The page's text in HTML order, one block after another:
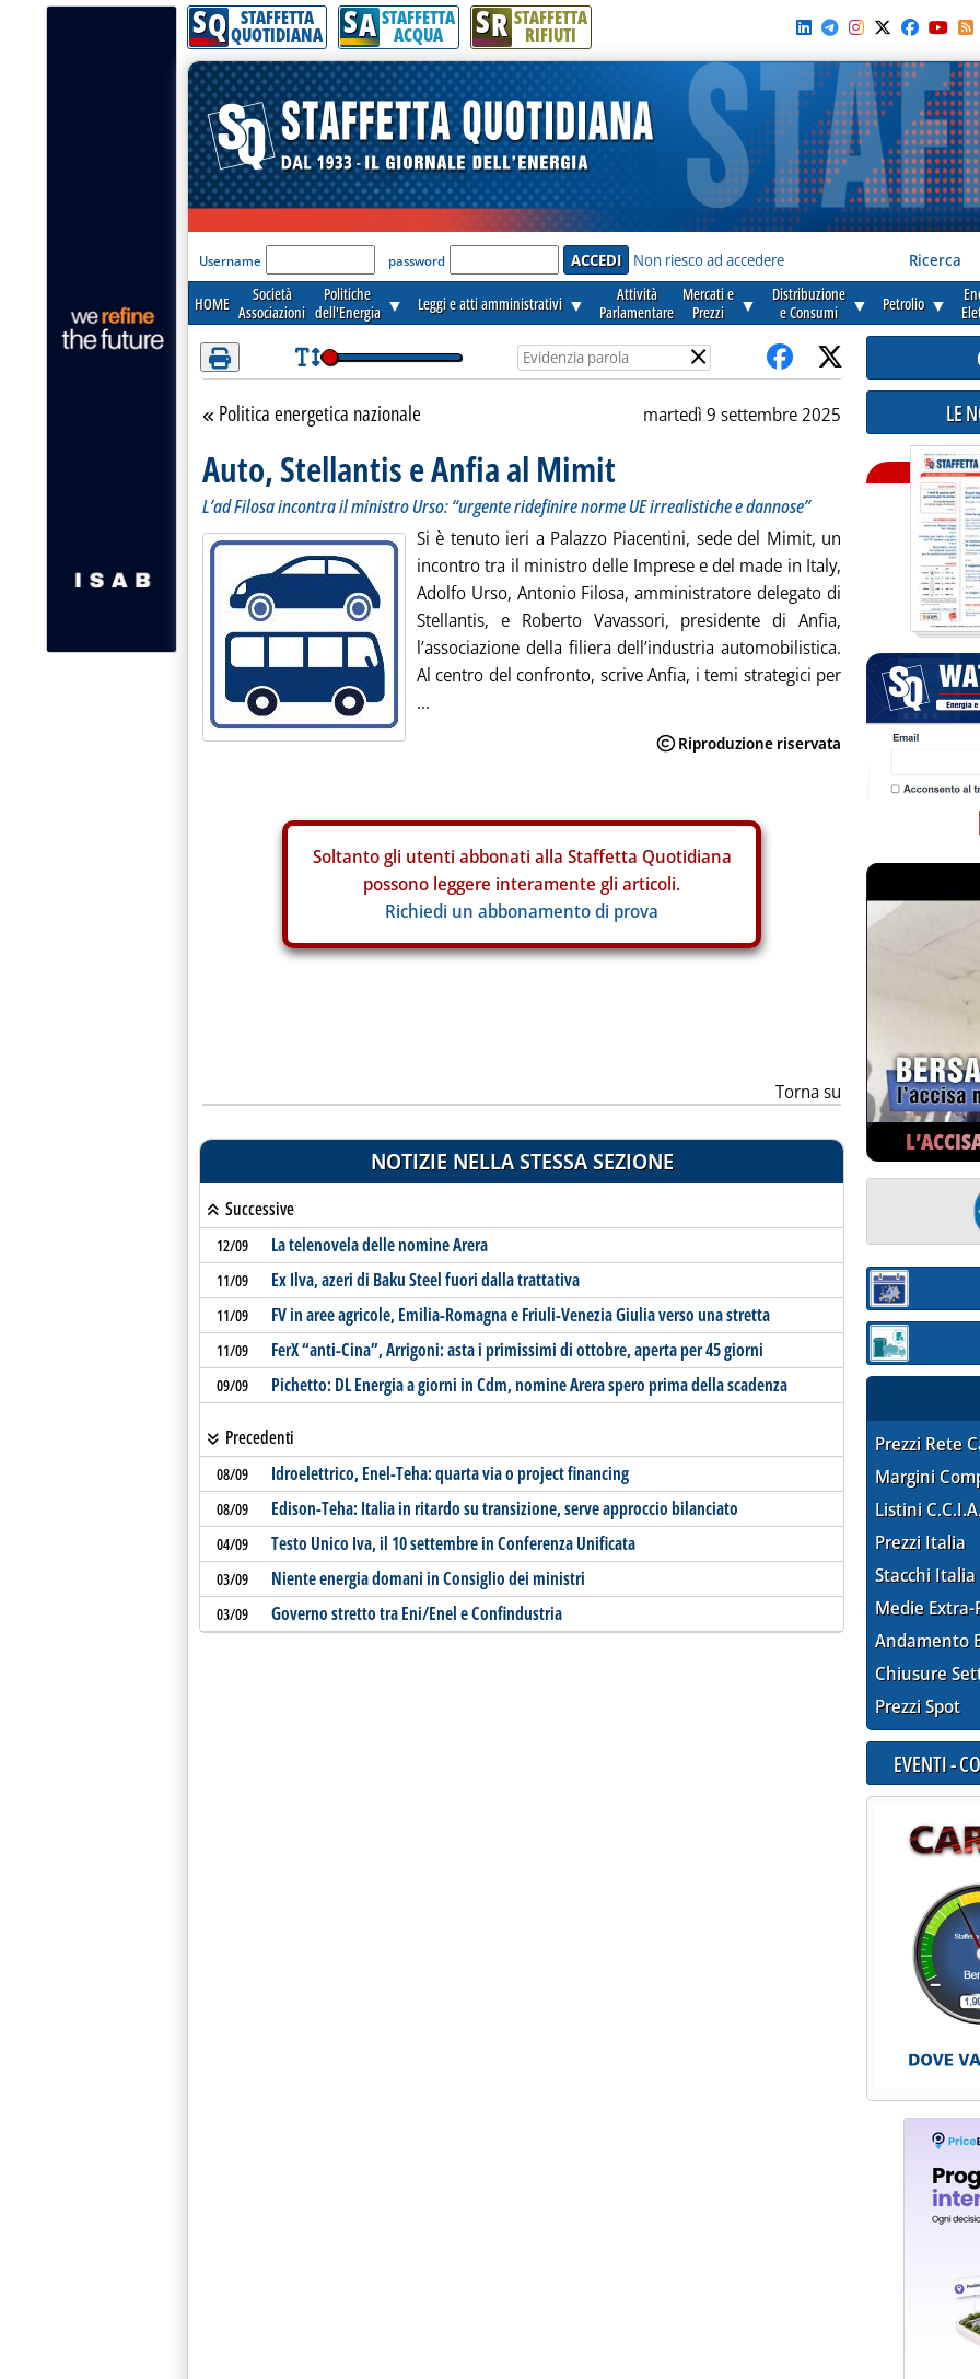
Attenzione! Esegui l'accesso per lèggere interamente la notizia.
SQ STAFFETTA
QUOTIDIANA SA STAFFETTA
ACQUA SR STAFFETTA
RIFIUTI
'Modulo Login per accedere'
Username password Non riesco ad accedere Ricerca
HOME
Società
Associazioni
Politiche
dell'Energia ▼ Leggi e atti amministrativi ▼
Attività
Parlamentare
Mercati e
Prezzi
▼
Distribuzione
e Consumi
▼ Petrolio ▼
×
Torna alla sezione
Politica energetica nazionale martedì 9 settembre 2025
Auto, Stellantis e Anfia al Mimit
L’ad Filosa incontra il ministro Urso: “urgente ridefinire norme UE irrealistiche e dannose”
Si è tenuto ieri a Palazzo Piacentini, sede del Mimit, un
incontro tra il ministro delle Imprese e del made in Italy,
Adolfo Urso, Antonio Filosa, amministratore delegato di
Stellantis, e Roberto Vavassori, presidente di Anfia,
l’associazione della filiera dell’industria automobilistica.
Al centro del confronto, scrive Anfia, i temi strategici per
...
Soltanto gli utenti abbonati alla Staffetta Quotidiana
possono leggere interamente gli articoli.
Richiedi un abbonamento di prova
Torna su
NOTIZIE NELLA STESSA SEZIONE
Successive
12/09 La telenovela delle nomine Arera
11/09 Ex Ilva, azeri di Baku Steel fuori dalla trattativa
11/09 FV in aree agricole, Emilia-Romagna e Friuli-Venezia Giulia verso una stretta
11/09 FerX “anti-Cina”, Arrigoni: asta i primissimi di ottobre, aperta per 45 giorni
09/09 Pichetto: DL Energia a giorni in Cdm, nomine Arera spero prima della scadenza
Precedenti
08/09 Idroelettrico, Enel-Teha: quarta via o project financing
08/09 Edison-Teha: Italia in ritardo su transizione, serve approccio bilanciato
04/09 Testo Unico Iva, il 10 settembre in Conferenza Unificata
03/09 Niente energia domani in Consiglio dei ministri
03/09 Governo stretto tra Eni/Enel e Confindustria
LE
Sezione:
Sezione:
Prezzi Rete
Margini
Listini
Prezzi Italia
Stacchi Italia
Medie Extra-
Andamento
Chiusure
Prezzi Spot
EVENTI -